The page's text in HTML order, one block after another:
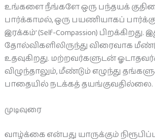
உங்களை நீங்களே ஒரு பந்தயக்
பார்க்காமல், ஒரு பயணியாகப்
இரக்கம்’ (Self-Compassion) பிறக்கிறது.
தோல்விகளிலிருந்து விரைவாக மீண்டு
உதவுகிறது. மற்றவர்களுடன்
விழுந்தாலும், மீண்டும் எழுந்து
பாதையில் நடக்கத் தயங்குவதில்லை.
முடிவுரை
வாழ்க்கை என்பது யாருக்கும்